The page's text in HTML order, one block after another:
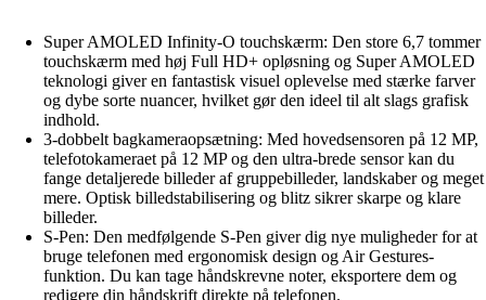
Super AMOLED Infinity-O touchskærm: Den store 6,7 tommer
touchskærm med høj Full HD+ opløsning og Super AMOLED
teknologi giver en fantastisk visuel oplevelse med stærke farver
og dybe sorte nuancer, hvilket gør den ideel til alt slags grafisk
indhold.
3-dobbelt bagkameraopsætning: Med hovedsensoren på 12 MP,
telefotokameraet på 12 MP og den ultra-brede sensor kan du
fange detaljerede billeder af gruppebilleder, landskaber og meget
mere. Optisk billedstabilisering og blitz sikrer skarpe og klare
billeder.
S-Pen: Den medfølgende S-Pen giver dig nye muligheder for at
bruge telefonen med ergonomisk design og Air Gestures-
funktion. Du kan tage håndskrevne noter, eksportere dem og
redigere din håndskrift direkte på telefonen.